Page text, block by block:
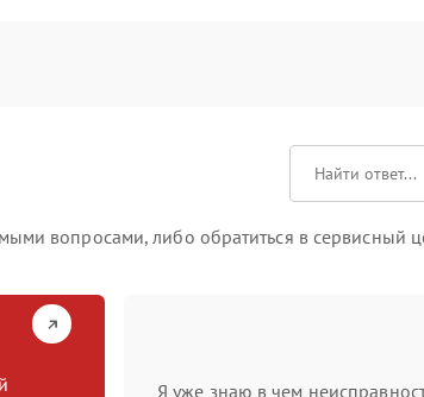
вопросами, либо обратиться в сервисный
Я уже знаю в чем